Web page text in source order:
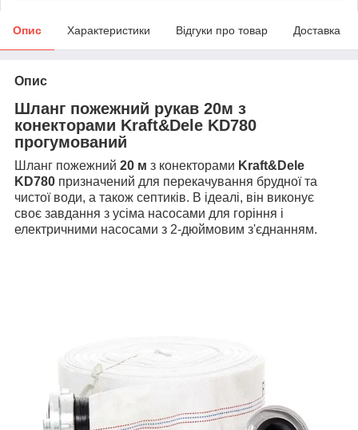
Опис Характеристики Відгуки про товар Доставка
Опис
Шланг пожежний рукав 20м з
конекторами Kraft&Dele KD780
прогумований
Шланг пожежний 20 м з конекторами Kraft&Dele
KD780 призначений для перекачування брудної та
чистої води, а також септиків. В ідеалі, він виконує
своє завдання з усіма насосами для горіння і
електричними насосами з 2-дюймовим з'єднанням.